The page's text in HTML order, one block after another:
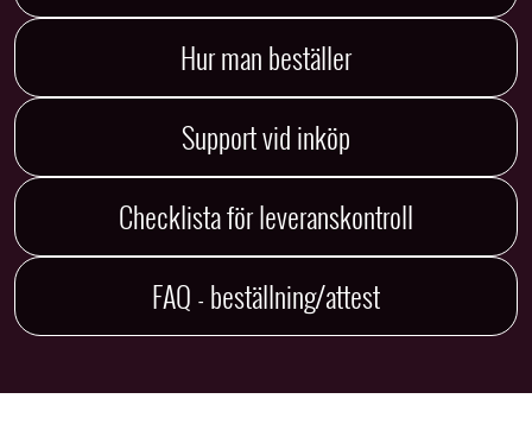
Hur man beställer
Support vid inköp
Checklista för leveranskontroll
FAQ - beställning/attest